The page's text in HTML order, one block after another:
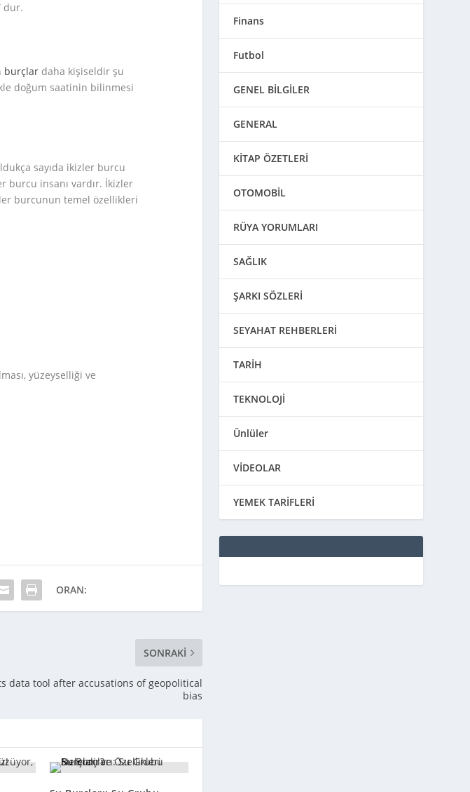
dur.
burçlar daha kişiseldir şu
doğum saatinin bilinmesi
sayıda ikizler burcu
burcu insanı vardır. İkizler
burcunun temel özellikleri
yüzeyselliği ve
ORAN:
SONRAKI
data tool after accusations of geopolitical
bias
Finans
Futbol
GENEL BİLGİLER
GENERAL
KİTAP ÖZETLERİ
OTOMOBİL
RÜYA YORUMLARI
SAĞLIK
ŞARKI SÖZLERİ
SEYAHAT REHBERLERİ
TARİH
TEKNOLOJİ
Ünlüler
VİDEOLAR
YEMEK TARİFLERİ